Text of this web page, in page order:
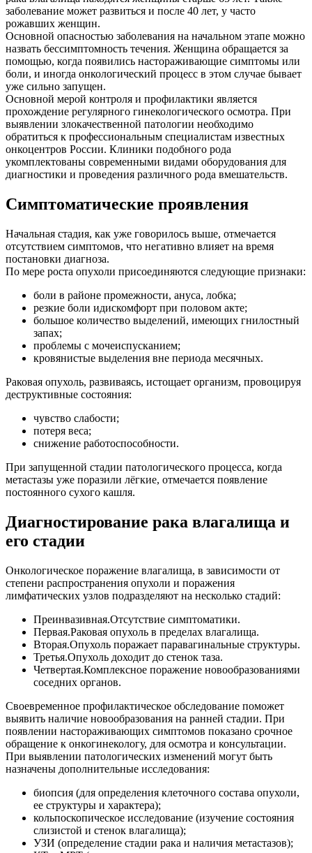
заболевание может развиться и после 40 лет, у часто
рожавших женщин.
Основной опасностью заболевания на начальном этапе можно
назвать бессимптомность течения. Женщина обращается за
помощью, когда появились настораживающие симптомы или
боли, и иногда онкологический процесс в этом случае бывает
уже сильно запущен.
Основной мерой контроля и профилактики является
прохождение регулярного гинекологического осмотра. При
выявлении злокачественной патологии необходимо
обратиться к профессиональным специалистам известных
онкоцентров России. Клиники подобного рода
укомплектованы современными видами оборудования для
диагностики и проведения различного рода вмешательств.
Симптоматические проявления
Начальная стадия, как уже говорилось выше, отмечается
отсутствием симптомов, что негативно влияет на время
постановки диагноза.
По мере роста опухоли присоединяются следующие признаки:
боли в районе промежности, ануса, лобка;
резкие боли идискомфорт при половом акте;
большое количество выделений, имеющих гнилостный
запах;
проблемы с мочеиспусканием;
кровянистые выделения вне периода месячных.
Раковая опухоль, развиваясь, истощает организм, провоцируя
деструктивные состояния:
чувство слабости;
потеря веса;
снижение работоспособности.
При запущенной стадии патологического процесса, когда
метастазы уже поразили лёгкие, отмечается появление
постоянного сухого кашля.
Диагностирование рака влагалища и
его стадии
Онкологическое поражение влагалища, в зависимости от
степени распространения опухоли и поражения
лимфатических узлов подразделяют на несколько стадий:
Преинвазивная.Отсутствие симптоматики.
Первая.Раковая опухоль в пределах влагалища.
Вторая.Опухоль поражает паравагинальные структуры.
Третья.Опухоль доходит до стенок таза.
Четвертая.Комплексное поражение новообразованиями
соседних органов.
Своевременное профилактическое обследование поможет
выявить наличие новообразования на ранней стадии. При
появлении настораживающих симптомов показано срочное
обращение к онкогинекологу, для осмотра и консультации.
При выявлении патологических изменений могут быть
назначены дополнительные исследования:
биопсия (для определения клеточного состава опухоли,
ее структуры и характера);
кольпоскопическое исследование (изучение состояния
слизистой и стенок влагалища);
УЗИ (определение стадии рака и наличия метастазов);